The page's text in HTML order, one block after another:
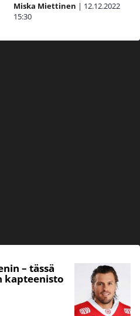
Miska Miettinen | 12.12.2022
15:30
– tässä
kapteenisto